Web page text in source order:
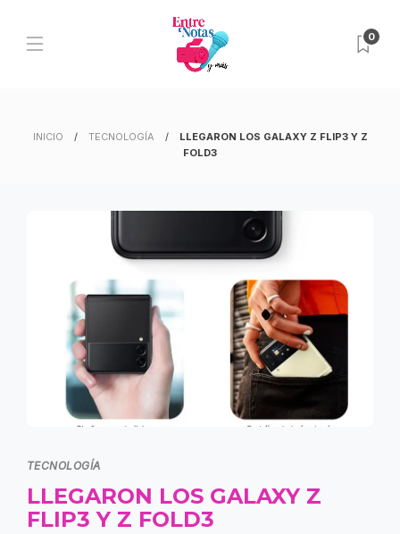
0
INICIO TECNOLOGÍA
LLEGARON LOS GALAXY Z FLIP3 Y Z
FOLD3
TECNOLOGÍA
LLEGARON LOS GALAXY Z
FLIP3 Y Z FOLD3